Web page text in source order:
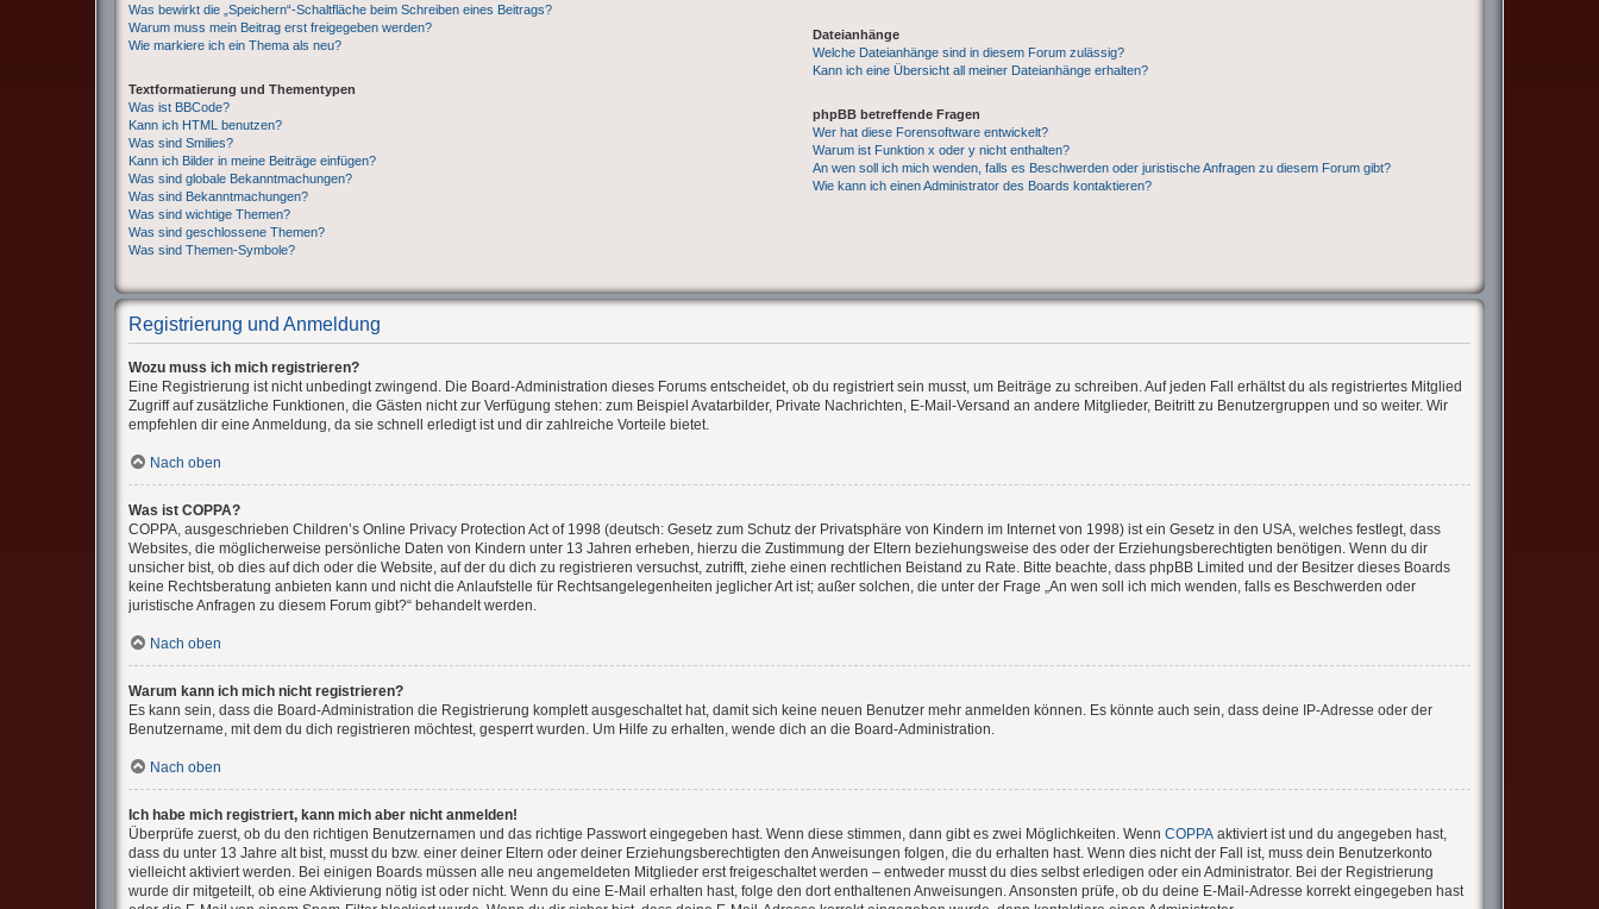
Was bewirkt die „Speichern“-Schaltfläche beim Schreiben eines Beitrags?
Warum muss mein Beitrag erst freigegeben werden?
Wie markiere ich ein Thema als neu?
Textformatierung und Thementypen
Was ist BBCode?
Kann ich HTML benutzen?
Was sind Smilies?
Kann ich Bilder in meine Beiträge einfügen?
Was sind globale Bekanntmachungen?
Was sind Bekanntmachungen?
Was sind wichtige Themen?
Was sind geschlossene Themen?
Was sind Themen-Symbole?
Dateianhänge
Welche Dateianhänge sind in diesem Forum zulässig?
Kann ich eine Übersicht all meiner Dateianhänge erhalten?
phpBB betreffende Fragen
Wer hat diese Forensoftware entwickelt?
Warum ist Funktion x oder y nicht enthalten?
An wen soll ich mich wenden, falls es Beschwerden oder juristische Anfragen zu diesem Forum gibt?
Wie kann ich einen Administrator des Boards kontaktieren?
Registrierung und Anmeldung
Wozu muss ich mich registrieren?
Eine Registrierung ist nicht unbedingt zwingend. Die Board-Administration dieses Forums entscheidet, ob du registriert sein musst, um Beiträge zu schreiben. Auf jeden Fall erhältst du als registriertes Mitglied
Zugriff auf zusätzliche Funktionen, die Gästen nicht zur Verfügung stehen: zum Beispiel Avatarbilder, Private Nachrichten, E-Mail-Versand an andere Mitglieder, Beitritt zu Benutzergruppen und so weiter. Wir
empfehlen dir eine Anmeldung, da sie schnell erledigt ist und dir zahlreiche Vorteile bietet.
Nach oben
Was ist COPPA?
COPPA, ausgeschrieben Children’s Online Privacy Protection Act of 1998 (deutsch: Gesetz zum Schutz der Privatsphäre von Kindern im Internet von 1998) ist ein Gesetz in den USA, welches festlegt, dass
Websites, die möglicherweise persönliche Daten von Kindern unter 13 Jahren erheben, hierzu die Zustimmung der Eltern beziehungsweise des oder der Erziehungsberechtigten benötigen. Wenn du dir
unsicher bist, ob dies auf dich oder die Website, auf der du dich zu registrieren versuchst, zutrifft, ziehe einen rechtlichen Beistand zu Rate. Bitte beachte, dass phpBB Limited und der Besitzer dieses Boards
keine Rechtsberatung anbieten kann und nicht die Anlaufstelle für Rechtsangelegenheiten jeglicher Art ist; außer solchen, die unter der Frage „An wen soll ich mich wenden, falls es Beschwerden oder
juristische Anfragen zu diesem Forum gibt?“ behandelt werden.
Nach oben
Warum kann ich mich nicht registrieren?
Es kann sein, dass die Board-Administration die Registrierung komplett ausgeschaltet hat, damit sich keine neuen Benutzer mehr anmelden können. Es könnte auch sein, dass deine IP-Adresse oder der
Benutzername, mit dem du dich registrieren möchtest, gesperrt wurden. Um Hilfe zu erhalten, wende dich an die Board-Administration.
Nach oben
Ich habe mich registriert, kann mich aber nicht anmelden!
Überprüfe zuerst, ob du den richtigen Benutzernamen und das richtige Passwort eingegeben hast. Wenn diese stimmen, dann gibt es zwei Möglichkeiten. Wenn COPPA aktiviert ist und du angegeben hast,
dass du unter 13 Jahre alt bist, musst du bzw. einer deiner Eltern oder deiner Erziehungsberechtigten den Anweisungen folgen, die du erhalten hast. Wenn dies nicht der Fall ist, muss dein Benutzerkonto
vielleicht aktiviert werden. Bei einigen Boards müssen alle neu angemeldeten Mitglieder erst freigeschaltet werden – entweder musst du dies selbst erledigen oder ein Administrator. Bei der Registrierung
wurde dir mitgeteilt, ob eine Aktivierung nötig ist oder nicht. Wenn du eine E-Mail erhalten hast, folge den dort enthaltenen Anweisungen. Ansonsten prüfe, ob du deine E-Mail-Adresse korrekt eingegeben hast